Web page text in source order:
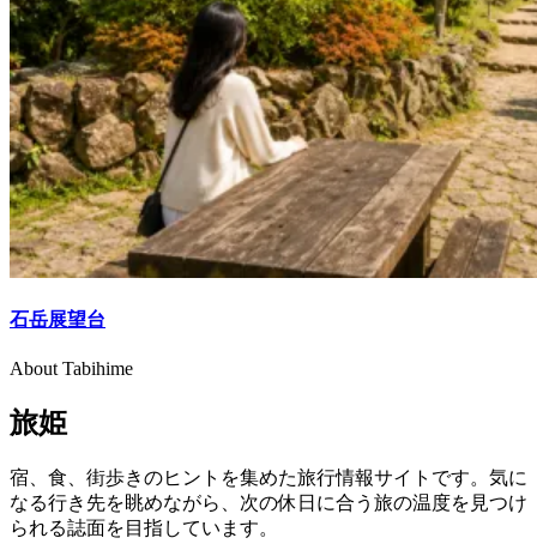
石岳展望台
About Tabihime
旅姫
宿、食、街歩きのヒントを集めた旅行情報サイトです。気に
なる行き先を眺めながら、次の休日に合う旅の温度を見つけ
られる誌面を目指しています。